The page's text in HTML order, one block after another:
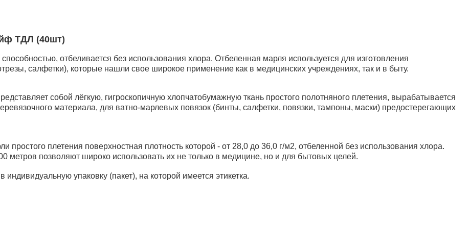
ТДЛ (40шт)
отбеливается без использования хлора. Отбеленная марля используется для изготовления
салфетки), которые нашли свое широкое применение как в медицинских учреждениях, так и в быту.
собой лёгкую, гигроскопичную хлопчатобумажную ткань простого полотняного плетения, вырабатывается
материала, для ватно-марлевых повязок (бинты, салфетки, повязки, тампоны, маски) предостерегающих
простого плетения поверхностная плотность которой - от 28,0 до 36,0 г/м2, отбеленной без использования хлора.
позволяют широко использовать их не только в медицине, но и для бытовых целей.
упаковку (пакет), на которой имеется этикетка.